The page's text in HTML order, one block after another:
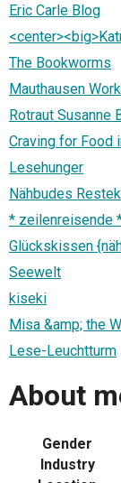
Eric Carle Blog
The Bookworms
Mauthausen
Rotraut Susanne
Craving for Food
Lesehunger
Nähbudes
* zeilenreisende
Glückskissen
Seewelt
kiseki
Misa &amp; the
Lese-Leuchtturm
About
Gender
Industry